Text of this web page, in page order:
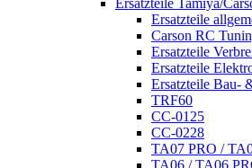
Ersatzteile
Carson RC
Ersatzteile
Ersatzteile
Ersatzteile Bau-
TRF60
CC-01 25
CC-0228
TA07 PRO /
TA06 / TA06